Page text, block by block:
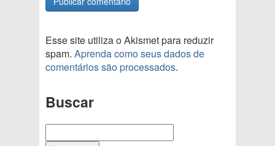
Esse site utiliza o Akismet para reduzir
spam. Aprenda como seus dados de
comentários são processados.
Buscar